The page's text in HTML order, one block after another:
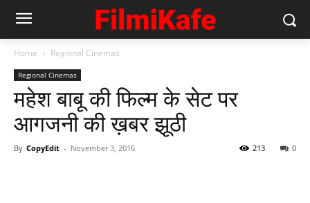
Home Regional Cinemas
Regional Cinemas
महेश बाबू की फिल्‍म के सेट पर
आगजनी की ख़बर झूठी
By CopyEdit - November 3, 2016 0
213